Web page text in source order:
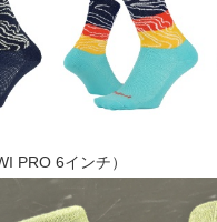
PRO 6インチ）